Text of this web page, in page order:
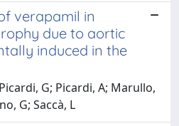
verapamil in
due to aortic
induced in the
G; Picardi, A; Marullo,
G; Saccà, L